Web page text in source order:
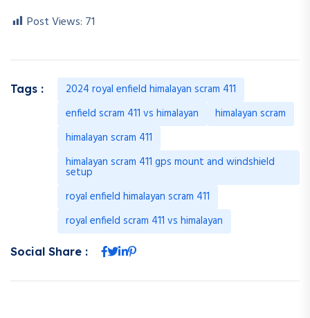
Post Views: 71
Tags :
2024 royal enfield himalayan scram 411
enfield scram 411 vs himalayan
himalayan scram
himalayan scram 411
himalayan scram 411 gps mount and windshield
setup
royal enfield himalayan scram 411
royal enfield scram 411 vs himalayan
Social Share :